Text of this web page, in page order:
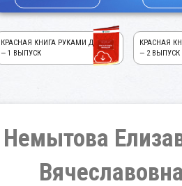
КРАСНАЯ КНИГА РУКАМИ ДЕТЕЙ!
— 1 ВЫПУСК
КРАСНАЯ
— 2 ВЫПУСК
Немытова